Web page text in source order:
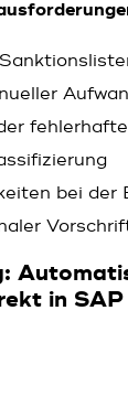
fehlerhafte
bei der
in SAP